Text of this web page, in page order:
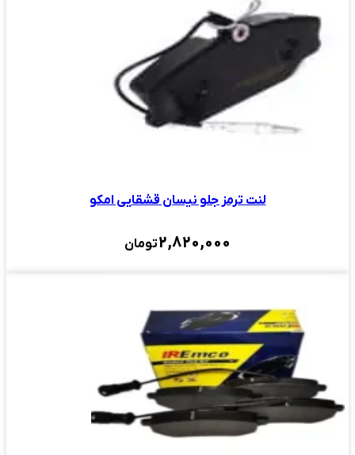
لنت ترمز جلو نیسان قشقایی امکو
2,820,000تومان